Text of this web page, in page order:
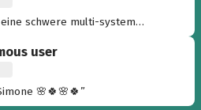
eine schwere multi-system
user
🌸🍀🌸🍀”